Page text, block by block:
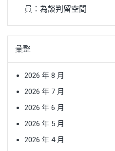
員：為談判留空間
彙整
2026 年 8 月
2026 年 7 月
2026 年 6 月
2026 年 5 月
2026 年 4 月